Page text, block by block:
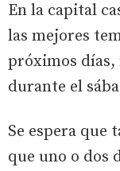
En la capital
las mejores
próximos días,
durante el
Se espera que
que uno o dos